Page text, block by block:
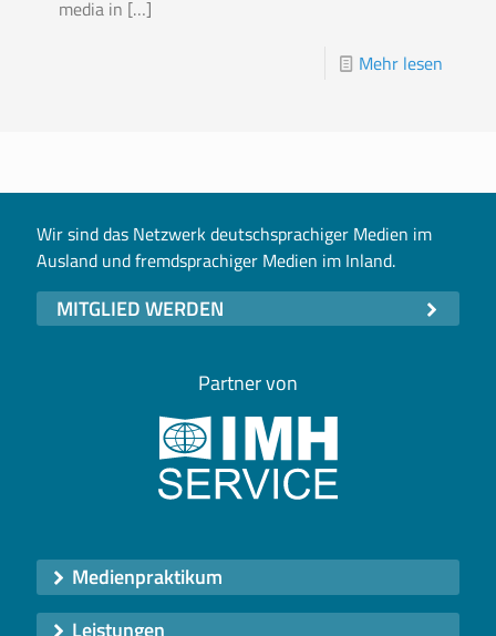
media in […]
Mehr lesen
Wir sind das Netzwerk deutschsprachiger Medien im
Ausland und fremdsprachiger Medien im Inland.
MITGLIED WERDEN
Partner von
Medienpraktikum
Leistungen